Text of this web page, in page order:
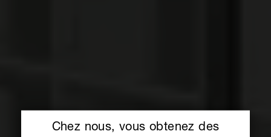
Chez nous, vous obtenez des